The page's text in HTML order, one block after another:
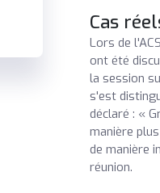
Cas
Lors de
ont été
la session
s'est
déclaré : «
manière
de manière
réunion.